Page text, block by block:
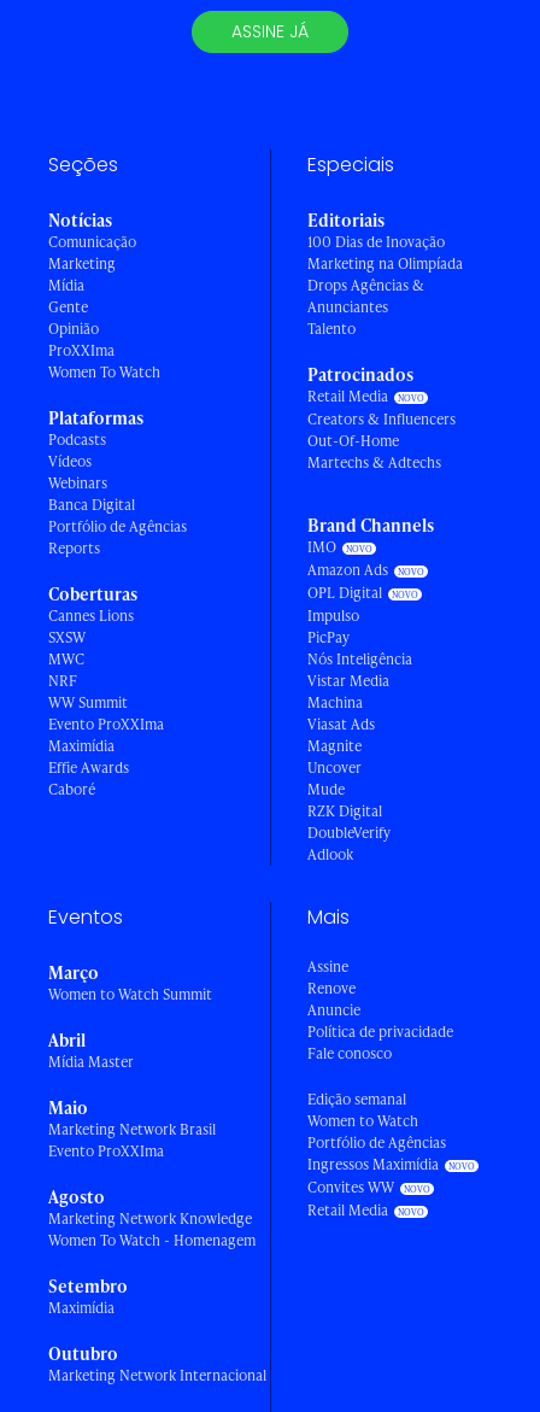
ASSINE JÁ
Seções
Notícias
Comunicação
Marketing
Mídia
Gente
Opinião
ProXXIma
Women To Watch
Plataformas
Podcasts
Vídeos
Webinars
Banca Digital
Portfólio de Agências
Reports
Coberturas
Cannes Lions
SXSW
MWC
NRF
WW Summit
Evento ProXXIma
Maximídia
Effie Awards
Caboré
Especiais
Editoriais
100 Dias de Inovação
Marketing na Olimpíada
Drops Agências &
Anunciantes
Talento
Patrocinados
Retail Media
Creators & Influencers
Out-Of-Home
Martechs & Adtechs
Brand Channels
IMO
Amazon Ads
OPL Digital
Impulso
PicPay
Nós Inteligência
Vistar Media
Machina
Viasat Ads
Magnite
Uncover
Mude
RZK Digital
DoubleVerify
Adlook
Eventos
Março
Women to Watch Summit
Abril
Mídia Master
Maio
Marketing Network Brasil
Evento ProXXIma
Agosto
Marketing Network Knowledge
Women To Watch - Homenagem
Setembro
Maximídia
Outubro
Marketing Network Internacional
Mais
Assine
Renove
Anuncie
Política de privacidade
Fale conosco
Edição semanal
Women to Watch
Portfólio de Agências
Ingressos Maximídia
Convites WW
Retail Media